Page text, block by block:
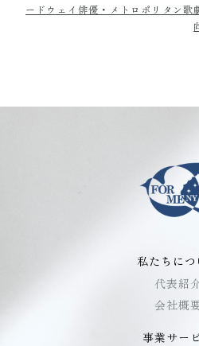
ードウェイ俳優・メトロポリタン歌
私たちにつ
代表紹
会社概
事業サー